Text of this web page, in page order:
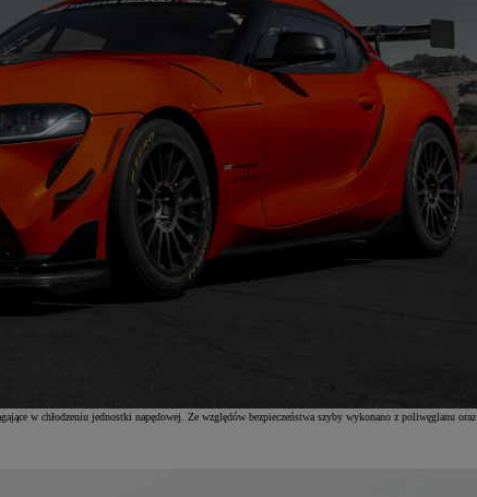
w chłodzeniu jednostki napędowej. Ze względów bezpieczeństwa szyby wykonano z poliwęglanu